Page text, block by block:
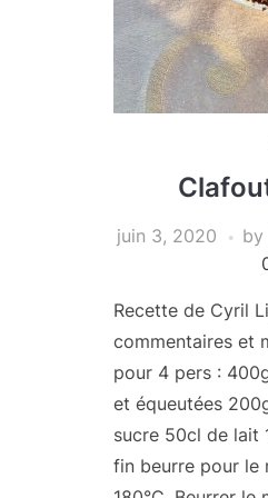
juin 3, 2020 by
Recette de Cyril
commentaires et
pour 4 pers :
et équeutées
sucre 50cl de lait
fin beurre pour le